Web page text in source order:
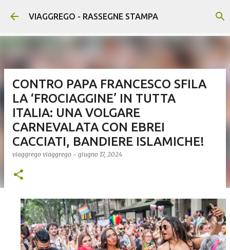
Passa ai contenuti principali
VIAGGREGO - RASSEGNE STAMPA
CONTRO PAPA FRANCESCO SFILA
LA ‘FROCIAGGINE’ IN TUTTA
ITALIA: UNA VOLGARE
CARNEVALATA CON EBREI
CACCIATI, BANDIERE ISLAMICHE!
viaggrego viaggrego - giugno 17, 2024